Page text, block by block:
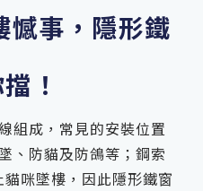
憾事，隱形鐵
！
組成，常見的安裝位置
、防貓及防鴿等；鋼索
咪墜樓，因此隱形鐵窗